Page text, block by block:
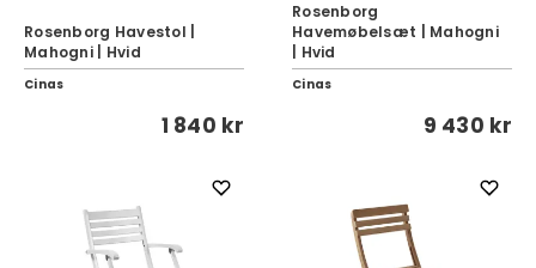
Rosenborg Havestol |
Mahogni | Hvid
Cinas
1 840 kr
Rosenborg
Havemøbelsæt | Mahogni
| Hvid
Cinas
9 430 kr